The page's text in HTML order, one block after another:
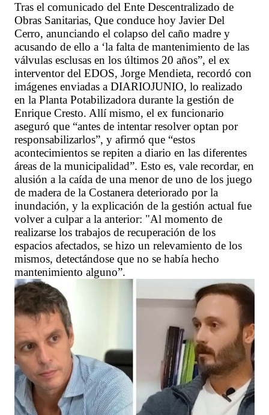
Tras el comunicado del Ente Descentralizado de
Obras Sanitarias, Que conduce hoy Javier Del
Cerro, anunciando el colapso del caño madre y
acusando de ello a ‘la falta de mantenimiento de las
válvulas esclusas en los últimos 20 años”, el ex
interventor del EDOS, Jorge Mendieta, recordó con
imágenes enviadas a DIARIOJUNIO, lo realizado
en la Planta Potabilizadora durante la gestión de
Enrique Cresto. Allí mismo, el ex funcionario
aseguró que “antes de intentar resolver optan por
responsabilizarlos”, y afirmó que “estos
acontecimientos se repiten a diario en las diferentes
áreas de la municipalidad”. Esto es, vale recordar, en
alusión a la caída de una menor de uno de los juego
de madera de la Costanera deteriorado por la
inundación, y la explicación de la gestión actual fue
volver a culpar a la anterior: "Al momento de
realizarse los trabajos de recuperación de los
espacios afectados, se hizo un relevamiento de los
mismos, detectándose que no se había hecho
mantenimiento alguno”.